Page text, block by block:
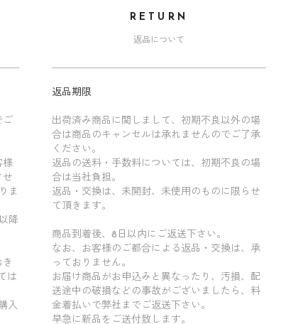
ご
様
せ
ま
降
は
入
RETURN
返品について
返品期限
出荷済み商品に関しまして、初期不良以外の場
合は商品のキャンセルは承れませんのでご了承
ください。
返品の送料・手数料については、初期不良の場
合は当社負担。
返品・交換は、未開封、未使用のものに限らせ
て頂きます。
商品到着後、8日以内にご返送下さい。
なお、お客様のご都合による返品・交換は、承
っておりません。
お届け商品がお申込みと異なったり、汚損、配
送途中の破損などの事故がございましたら、料
金着払いで弊社までご返送下さい。
早急に新品をご送付致します。